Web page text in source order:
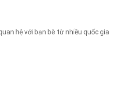
hệ với bạn bè từ nhiều quốc gia